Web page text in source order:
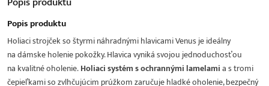
Popis produktu
Holiaci strojček so štyrmi náhradnými hlavicami Venus je ideálny
na dámske holenie pokožky. Hlavica vyniká svojou jednoduchosťou
na kvalitné oholenie.Holiaci systém s ochrannými lamelamia s tromi
čepieľkami so zvlhčujúcim prúžkom zaručuje hladké oholenie, bezpečný